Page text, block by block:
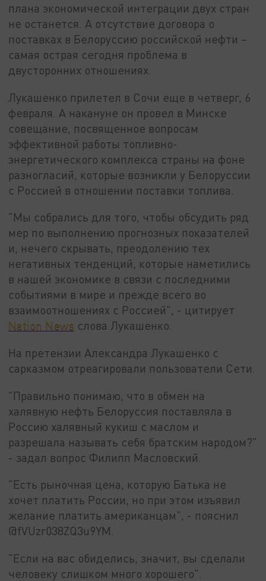
плана экономической интеграции двух стран
не останется. А отсутствие договора о
поставках в Белоруссию российской нефти –
самая острая сегодня проблема в
двусторонних отношениях.
Лукашенко прилетел в Сочи еще в четверг, 6
февраля. А накануне он провел в Минске
совещание, посвященное вопросам
эффективной работы топливно-
энергетического комплекса страны на фоне
разногласий, которые возникли у Белоруссии
с Россией в отношении поставки топлива.
"Мы собрались для того, чтобы обсудить ряд
мер по выполнению прогнозных показателей
и, нечего скрывать, преодолению тех
негативных тенденций, которые наметились
в нашей экономике в связи с последними
событиями в мире и прежде всего во
взаимоотношениях с Россией", - цитирует
Nation News слова Лукашенко.
На претензии Александра Лукашенко с
сарказмом отреагировали пользователи Сети.
"Правильно понимаю, что в обмен на
халявную нефть Белоруссия поставляла в
Россию халявный кукиш с маслом и
разрешала называть себя братским народом?"
- задал вопрос Филипп Масловский.
"Есть рыночная цена, которую Батька не
хочет платить России, но при этом изъявил
желание платить американцам", - пояснил
@fVUzr038ZQ3u9YM.
"Если на вас обиделись, значит, вы сделали
человеку слишком много хорошего".